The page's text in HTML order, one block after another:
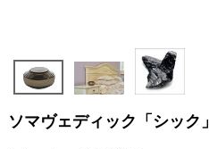
ソマヴェディック「シック」